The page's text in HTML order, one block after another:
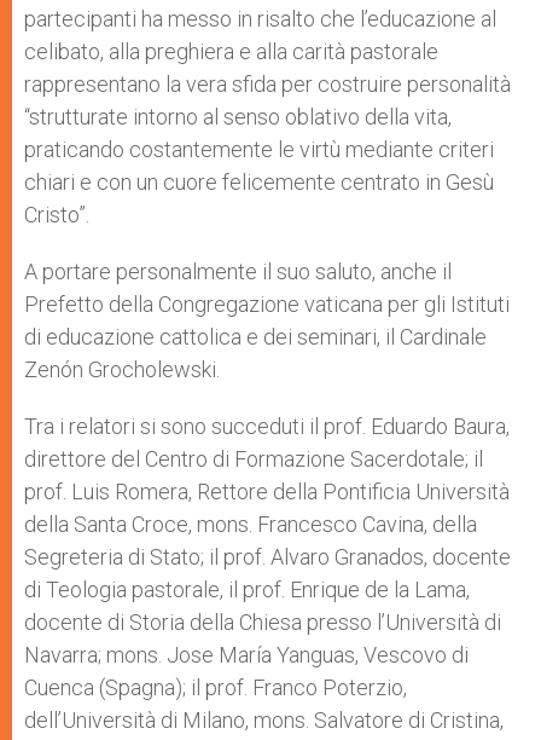
partecipanti ha messo in risalto che l’educazione al
celibato, alla preghiera e alla carità pastorale
rappresentano la vera sfida per costruire personalità
“strutturate intorno al senso oblativo della vita,
praticando costantemente le virtù mediante criteri
chiari e con un cuore felicemente centrato in Gesù
Cristo”.
A portare personalmente il suo saluto, anche il
Prefetto della Congregazione vaticana per gli Istituti
di educazione cattolica e dei seminari, il Cardinale
Zenón Grocholewski.
Tra i relatori si sono succeduti il prof. Eduardo Baura,
direttore del Centro di Formazione Sacerdotale; il
prof. Luis Romera, Rettore della Pontificia Università
della Santa Croce, mons. Francesco Cavina, della
Segreteria di Stato; il prof. Alvaro Granados, docente
di Teologia pastorale, il prof. Enrique de la Lama,
docente di Storia della Chiesa presso l’Università di
Navarra; mons. Jose María Yanguas, Vescovo di
Cuenca (Spagna); il prof. Franco Poterzio,
dell’Università di Milano, mons. Salvatore di Cristina,